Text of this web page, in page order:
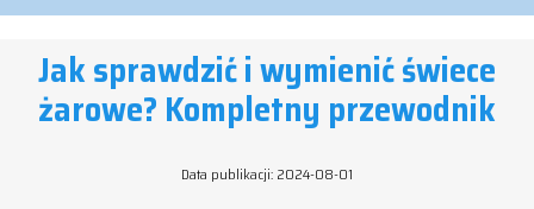
Jak sprawdzić i wymienić świece
żarowe? Kompletny przewodnik
Data publikacji: 2024-08-01